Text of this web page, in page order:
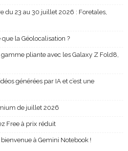
du 23 au 30 juillet 2026 : Foretales,
la Géolocalisation ?
pliante avec les Galaxy Z Fold8,
générées par IA et c’est une
de juillet 2026
Free à prix réduit
à Gemini Notebook !